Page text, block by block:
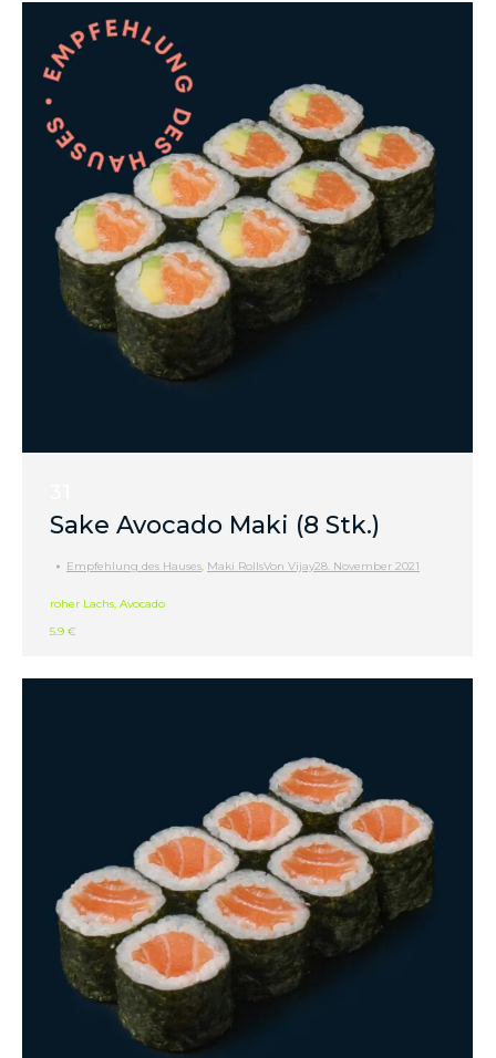
Sake Avocado Maki (8 Stk.)
Empfehlung des Hauses, Maki RollsVon Vijay28. November 2021
roher Lachs, Avocado
5.9 €